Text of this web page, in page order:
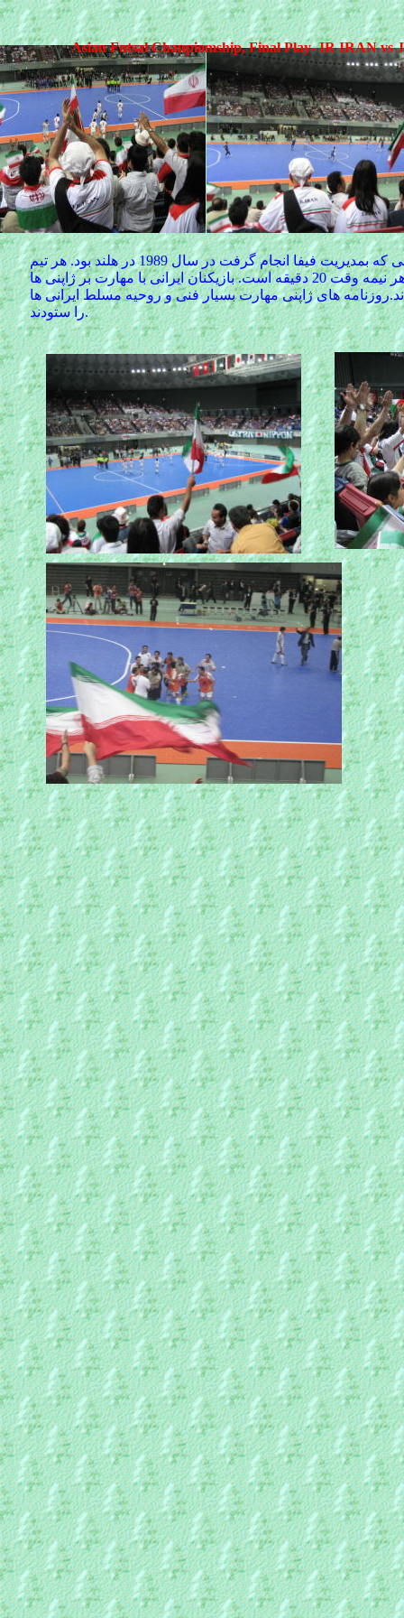
Asian Futsal Chanpiomship, Final Play- IR IRAN vs
فوتسال، فوتبال درون سالن، بازی که تاریخ چندان طولانی ندارد. اولین مسابقه جهانی که بمدیریت فیفا انجام گرفت در سال 1989 در هلند بود. هر تیم
با پنج بازیکن به مصاف هم میروند.. بازی فنی و ظریف ولی خسته کننده ای است. هر نیمه وقت 20 دقیقه است. بازیکنان ایرانی با مهارت بر ژاپنی ها
های ژاپنی مهارت بسیار فنی و روحیه مسلط ایرانی ها
را ستودند.